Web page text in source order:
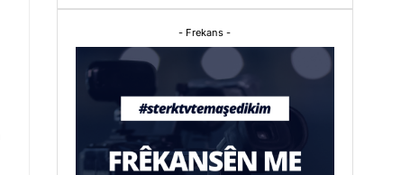
- Frekans -